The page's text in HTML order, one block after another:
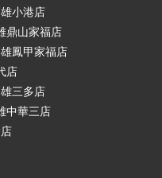
小港店
鼎山家福店
鳳甲家福店
店
三多店
中華三店